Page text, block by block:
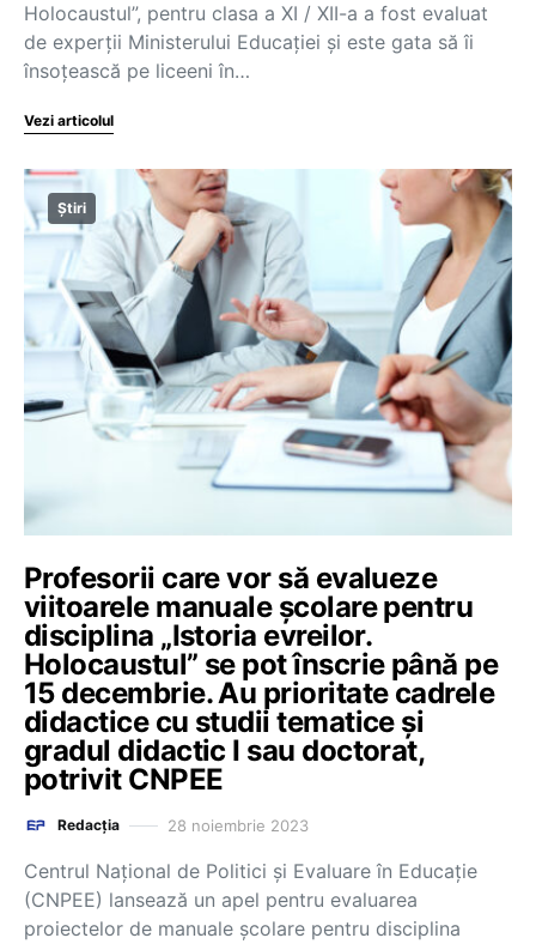
Holocaustul”, pentru clasa a XI / XII-a a fost evaluat
de experții Ministerului Educației și este gata să îi
însoțească pe liceeni în…
Vezi articolul
Știri
Profesorii care vor să evalueze
viitoarele manuale școlare pentru
disciplina „Istoria evreilor.
Holocaustul” se pot înscrie până pe
15 decembrie. Au prioritate cadrele
didactice cu studii tematice și
gradul didactic I sau doctorat,
potrivit CNPEE
Redacția 28 noiembrie 2023
Centrul Național de Politici și Evaluare în Educație
(CNPEE) lansează un apel pentru evaluarea
proiectelor de manuale școlare pentru disciplina